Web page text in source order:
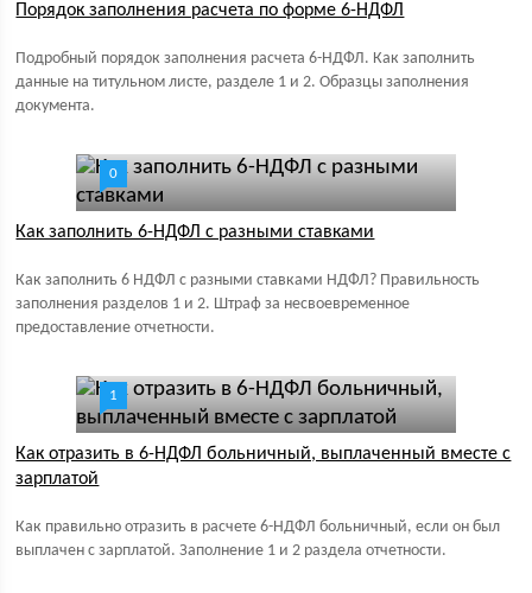
Порядок заполнения расчета по форме 6-НДФЛ
Подробный порядок заполнения расчета 6-НДФЛ. Как заполнить
данные на титульном листе, разделе 1 и 2. Образцы заполнения
документа.
0
Как заполнить 6-НДФЛ с разными ставками
Как заполнить 6 НДФЛ с разными ставками НДФЛ? Правильность
заполнения разделов 1 и 2. Штраф за несвоевременное
предоставление отчетности.
1
Как отразить в 6-НДФЛ больничный, выплаченный вместе с
зарплатой
Как правильно отразить в расчете 6-НДФЛ больничный, если он был
выплачен с зарплатой. Заполнение 1 и 2 раздела отчетности.